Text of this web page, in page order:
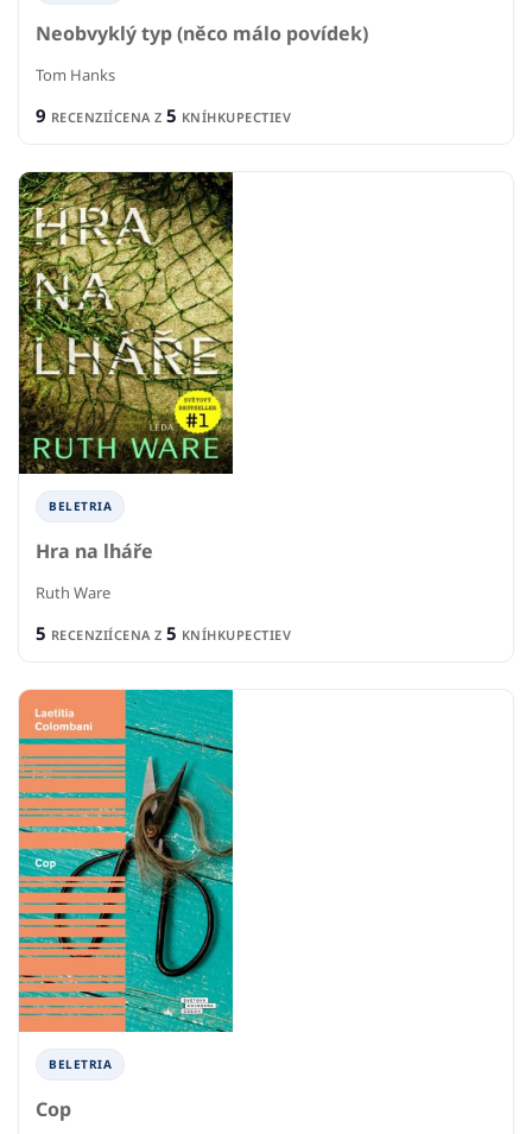
Neobvyklý typ (něco málo povídek)
Tom Hanks
9 RECENZIÍCENA Z 5 KNÍHKUPECTIEV
BELETRIA
Hra na lháře
Ruth Ware
5 RECENZIÍCENA Z 5 KNÍHKUPECTIEV
BELETRIA
Cop